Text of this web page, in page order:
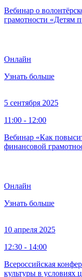
Вебинар о
грамотности «Детям
Онлайн
Узнать больше
5 сентября 2025
11:00 - 12:00
Вебинар «Как
финансовой
Онлайн
Узнать больше
10 апреля 2025
12:30 - 14:00
Всероссийская
культуры в условиях